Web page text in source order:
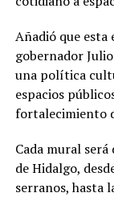
Añadió que esta
gobernador
una política
espacios
fortalecimiento
Cada mural
de Hidalgo,
serranos, hasta